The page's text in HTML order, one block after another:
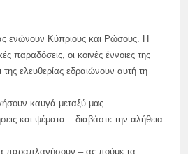
ενώνουν Κύπριους και Ρώσους. Η
παραδόσεις, οι κοινές έννοιες της
της ελευθερίας εδραιώνουν αυτή τη
καυγά μεταξύ μας
και ψέματα – διαβάστε την αλήθεια
παραπλανήσουν – ας πούμε τα